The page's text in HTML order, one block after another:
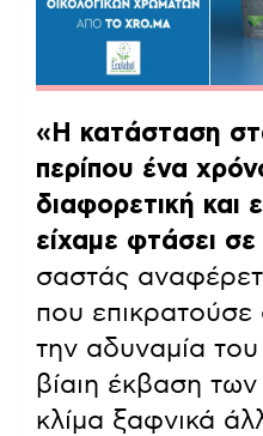
«Η κατάσταση
περίπου ένα
διαφορετική και
είχαμε φτάσει
σαστάς
που επικρατούσε
την αδυναμία
βίαιη έκβαση
κλίμα ξαφνικά